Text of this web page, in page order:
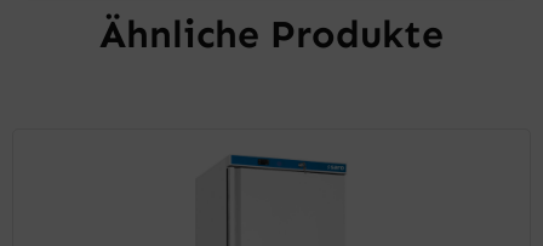
Ähnliche Produkte